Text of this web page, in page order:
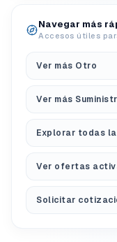
Navegar más
Accesos útiles
Ver más Otro
Ver más
Explorar todas
Ver ofertas
Solicitar